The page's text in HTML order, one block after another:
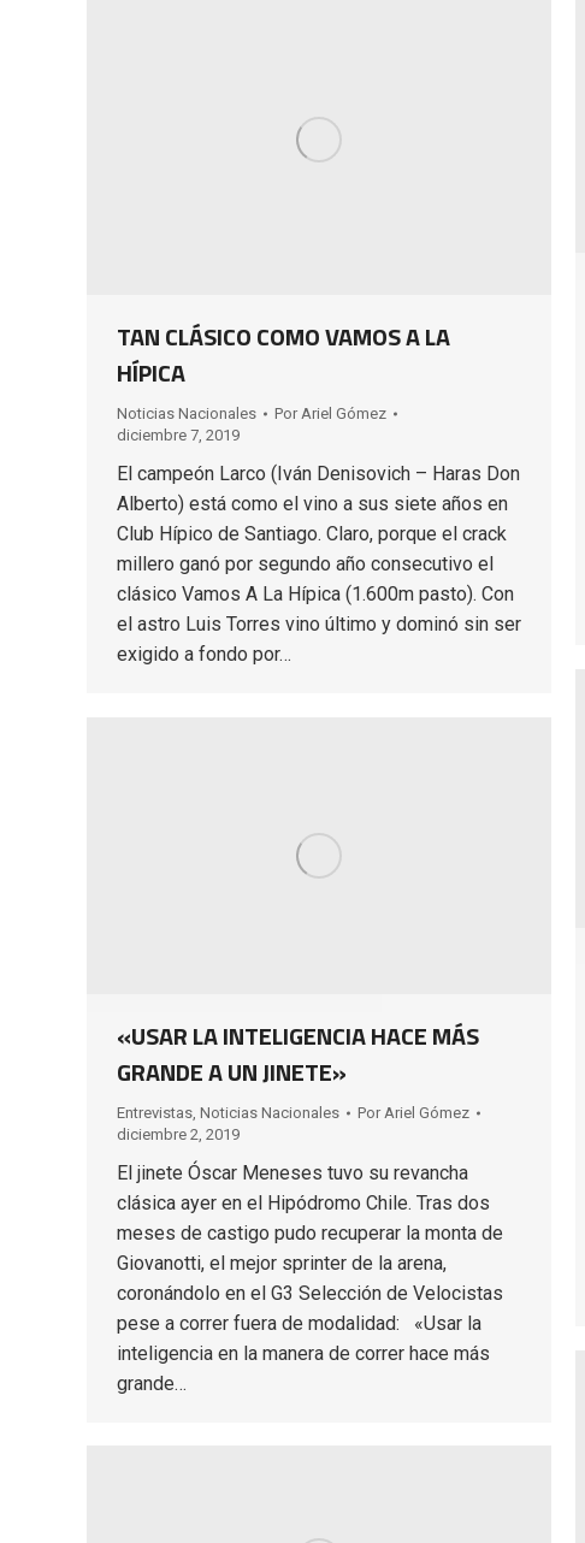
TAN CLÁSICO COMO VAMOS A LA
HÍPICA
Noticias Nacionales Por Ariel Gómez
diciembre 7, 2019
El campeón Larco (Iván Denisovich – Haras Don
Alberto) está como el vino a sus siete años en
Club Hípico de Santiago. Claro, porque el crack
millero ganó por segundo año consecutivo el
clásico Vamos A La Hípica (1.600m pasto). Con
el astro Luis Torres vino último y dominó sin ser
exigido a fondo por…
«USAR LA INTELIGENCIA HACE MÁS
GRANDE A UN JINETE»
Entrevistas Noticias Nacionales Por Ariel Gómez
diciembre 2, 2019
El jinete Óscar Meneses tuvo su revancha
clásica ayer en el Hipódromo Chile. Tras dos
meses de castigo pudo recuperar la monta de
Giovanotti, el mejor sprinter de la arena,
coronándolo en el G3 Selección de Velocistas
pese a correr fuera de modalidad: «Usar la
inteligencia en la manera de correr hace más
grande…